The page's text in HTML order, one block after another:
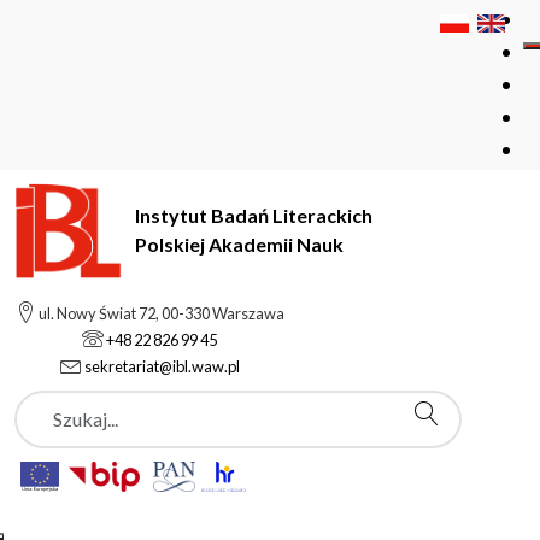
Instytut Badań Literackich
Polskiej Akademii Nauk
ul. Nowy Świat 72, 00-330 Warszawa
+48 22 826 99 45
sekretariat@ibl.waw.pl
Szukaj
Instytut Badań Literackich Polskiej Akademii Nauk
Wydawnictwo
Nowa Biblioteka Romantyczna
Nowa Biblioteka
Romantyczna